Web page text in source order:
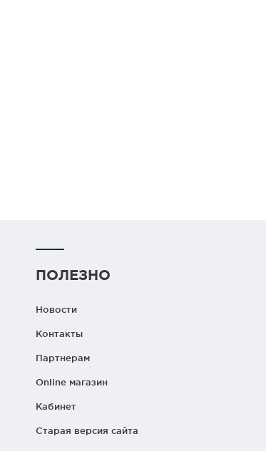
ПОЛЕЗНО
Новости
Контакты
Партнерам
Online магазин
Кабинет
Старая версия сайта